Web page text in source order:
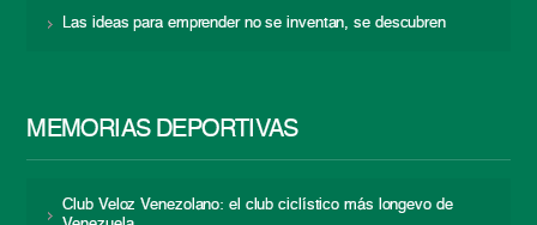
Las ideas para emprender no se inventan, se descubren
MEMORIAS DEPORTIVAS
Club Veloz Venezolano: el club ciclístico más longevo de